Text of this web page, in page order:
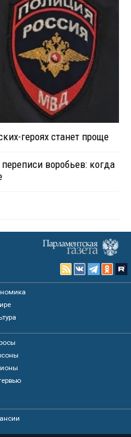
героях станет проще
воробьев: когда